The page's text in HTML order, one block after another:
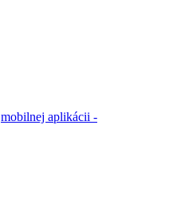
mobilnej aplikácii -